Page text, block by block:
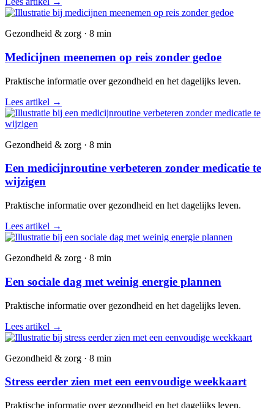
Gezondheid & zorg · 8 min
Medicijnen meenemen op reis zonder gedoe
Praktische informatie over gezondheid en het dagelijks leven.
Lees artikel →
Gezondheid & zorg · 8 min
Een medicijnroutine verbeteren zonder medicatie te
wijzigen
Praktische informatie over gezondheid en het dagelijks leven.
Lees artikel →
Gezondheid & zorg · 8 min
Een sociale dag met weinig energie plannen
Praktische informatie over gezondheid en het dagelijks leven.
Lees artikel →
Gezondheid & zorg · 8 min
Stress eerder zien met een eenvoudige weekkaart
Praktische informatie over gezondheid en het dagelijks leven.